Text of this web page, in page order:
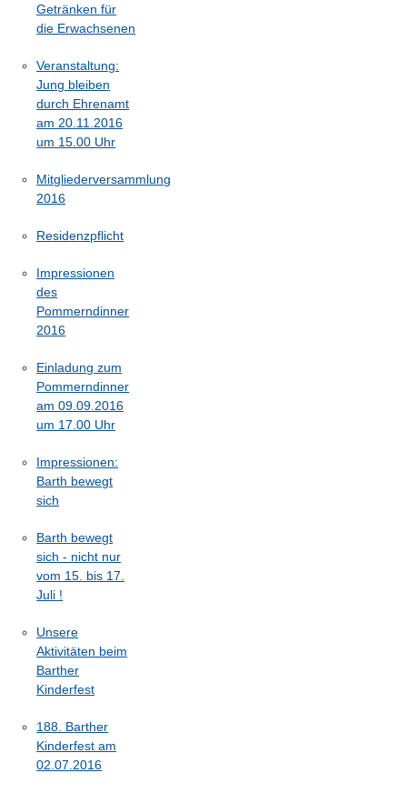
Getränken für
die Erwachsenen
Veranstaltung:
Jung bleiben
durch Ehrenamt
am 20.11.2016
um 15.00 Uhr
Mitgliederversammlung
2016
Residenzpflicht
Impressionen
des
Pommerndinner
2016
Einladung zum
Pommerndinner
am 09.09.2016
um 17.00 Uhr
Impressionen:
Barth bewegt
sich
Barth bewegt
sich - nicht nur
vom 15. bis 17.
Juli !
Unsere
Aktivitäten beim
Barther
Kinderfest
188. Barther
Kinderfest am
02.07.2016